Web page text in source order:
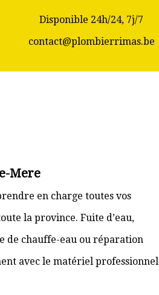
Disponible 24h/24, 7j/7
contact@plombierrimas.be
Mere
en charge toutes vos
la province. Fuite d’eau,
de chauffe-eau ou réparation
avec le matériel professionnel